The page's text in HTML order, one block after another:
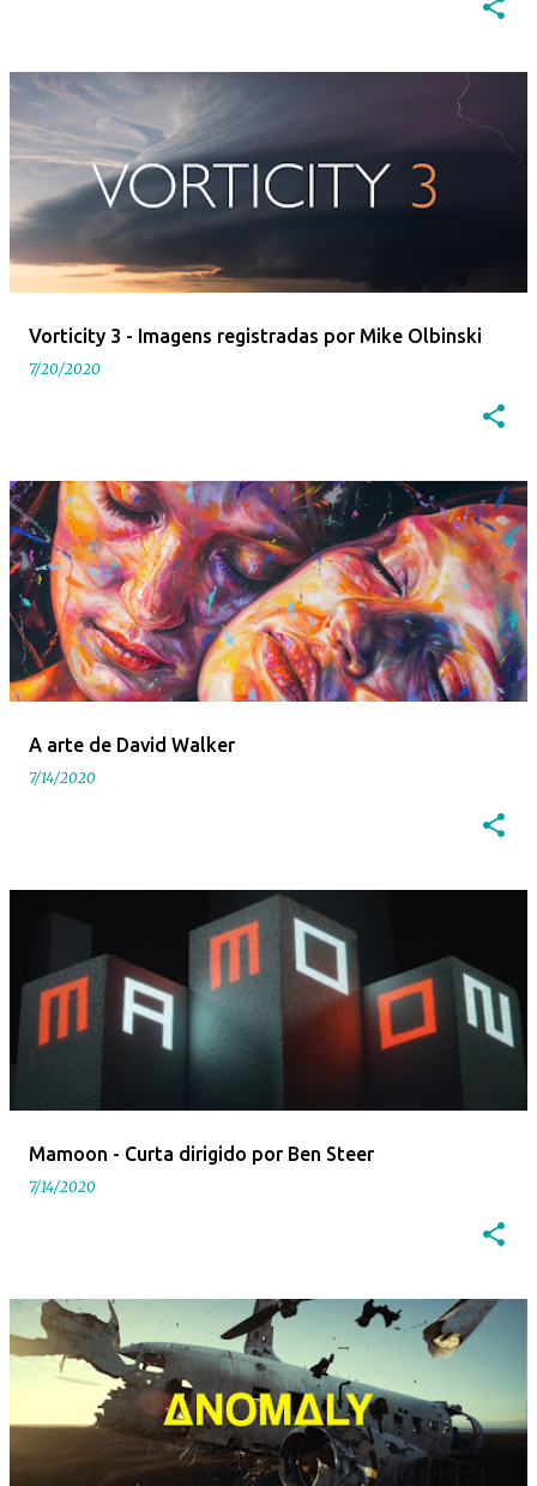
Vorticity 3 - Imagens registradas por Mike Olbinski
7/20/2020
A arte de David Walker
7/14/2020
Mamoon - Curta dirigido por Ben Steer
7/14/2020